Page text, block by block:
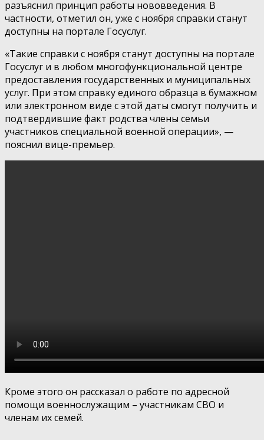
разъяснил принцип работы нововведения. В
частности, отметил он, уже с ноября справки станут
доступны на портале Госуслуг.
«Такие справки с ноября станут доступны на портале
Госуслуг и в любом многофункциональной центре
предоставления государственных и муниципальных
услуг. При этом справку единого образца в бумажном
или электронном виде с этой даты смогут получить и
подтвердившие факт родства члены семьи
участников специальной военной операции», —
пояснил вице-премьер.
Кроме этого он рассказал о работе по адресной
помощи военнослужащим – участникам СВО и
членам их семей.